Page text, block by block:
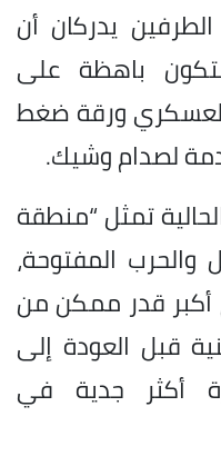
يدركان أن
باهظة على
العسكري ورقة ضغط
لصدام وشيك.
تمثل “منطقة
والحرب المفتوحة،
أكبر قدر ممكن من
قبل العودة إلى
أكثر جدية في